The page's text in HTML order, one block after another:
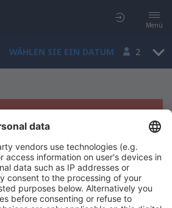
Menü
WÄHLEN SIE EIN DATUM 2
wir können keine
erneut mit anderen Suchkriterien.